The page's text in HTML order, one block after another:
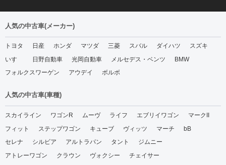
人気の中古車(メーカー)
トヨタ 日産 ホンダ マツダ 三菱 スバル ダイハツ
スズキ
いすゞ
日野自動車 光岡自動車 メルセデス・ベンツ
BMW
フォルクスワーゲン
アウデイ ボルボ
人気の中古車(車種)
スカイライン ワゴンR ムーヴ ライフ エブリイワゴン
マークII
フィット
ステップワゴン キューブ ヴィッツ マーチ
bB
セレナ
シルビア アルトラパン タント
ジムニー
アトレーワゴン
クラウン ヴォクシー チェイサー